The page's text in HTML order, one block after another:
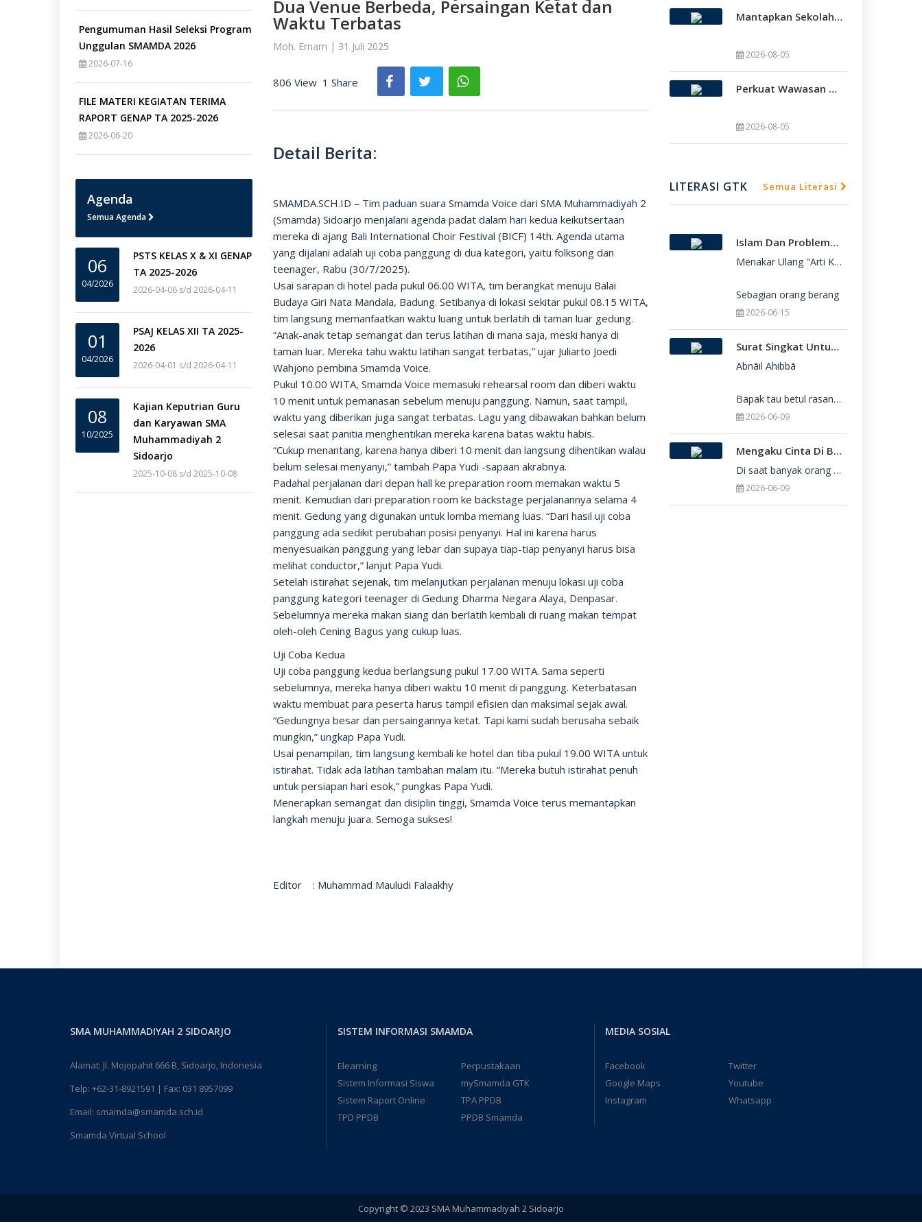
Pengumuman Hasil Seleksi Program
Unggulan SMAMDA 2026
2026-07-16
FILE MATERI KEGIATAN TERIMA
RAPORT GENAP TA 2025-2026
2026-06-20
Agenda
Semua Agenda
06
04/2026
PSTS KELAS X & XI GENAP
TA 2025-2026
2026-04-06 s/d 2026-04-11
01
04/2026
PSAJ KELAS XII TA 2025-
2026
2026-04-01 s/d 2026-04-11
08
10/2025
Kajian Keputrian Guru
dan Karyawan SMA
Muhammadiyah 2
Sidoarjo
2025-10-08 s/d 2025-10-08
Dua Venue Berbeda, Persaingan Ketat dan
Waktu Terbatas
Moh. Ernam | 31 Juli 2025
806 View 1 Share
Detail Berita:
SMAMDA.SCH.ID – Tim paduan suara Smamda Voice dari SMA Muhammadiyah 2
(Smamda) Sidoarjo menjalani agenda padat dalam hari kedua keikutsertaan
mereka di ajang Bali International Choir Festival (BICF) 14th. Agenda utama
yang dijalani adalah uji coba panggung di dua kategori, yaitu folksong dan
teenager, Rabu (30/7/2025).
Usai sarapan di hotel pada pukul 06.00 WITA, tim berangkat menuju Balai
Budaya Giri Nata Mandala, Badung. Setibanya di lokasi sekitar pukul 08.15 WITA,
tim langsung memanfaatkan waktu luang untuk berlatih di taman luar gedung.
“Anak-anak tetap semangat dan terus latihan di mana saja, meski hanya di
taman luar. Mereka tahu waktu latihan sangat terbatas,” ujar Juliarto Joedi
Wahjono pembina Smamda Voice.
Pukul 10.00 WITA, Smamda Voice memasuki rehearsal room dan diberi waktu
10 menit untuk pemanasan sebelum menuju panggung. Namun, saat tampil,
waktu yang diberikan juga sangat terbatas. Lagu yang dibawakan bahkan belum
selesai saat panitia menghentikan mereka karena batas waktu habis.
“Cukup menantang, karena hanya diberi 10 menit dan langsung dihentikan walau
belum selesai menyanyi,” tambah Papa Yudi -sapaan akrabnya.
Padahal perjalanan dari depan hall ke preparation room memakan waktu 5
menit. Kemudian dari preparation room ke backstage perjalanannya selama 4
menit. Gedung yang digunakan untuk lomba memang luas. “Dari hasil uji coba
panggung ada sedikit perubahan posisi penyanyi. Hal ini karena harus
menyesuaikan panggung yang lebar dan supaya tiap-tiap penyanyi harus bisa
melihat conductor,” lanjut Papa Yudi.
Setelah istirahat sejenak, tim melanjutkan perjalanan menuju lokasi uji coba
panggung kategori teenager di Gedung Dharma Negara Alaya, Denpasar.
Sebelumnya mereka makan siang dan berlatih kembali di ruang makan tempat
oleh-oleh Cening Bagus yang cukup luas.
Uji Coba Kedua
Uji coba panggung kedua berlangsung pukul 17.00 WITA. Sama seperti
sebelumnya, mereka hanya diberi waktu 10 menit di panggung. Keterbatasan
waktu membuat para peserta harus tampil efisien dan maksimal sejak awal.
“Gedungnya besar dan persaingannya ketat. Tapi kami sudah berusaha sebaik
mungkin,” ungkap Papa Yudi.
Usai penampilan, tim langsung kembali ke hotel dan tiba pukul 19.00 WITA untuk
istirahat. Tidak ada latihan tambahan malam itu. “Mereka butuh istirahat penuh
untuk persiapan hari esok,” pungkas Papa Yudi.
Menerapkan semangat dan disiplin tinggi, Smamda Voice terus memantapkan
langkah menuju juara. Semoga sukses!
Editor : Muhammad Mauludi Falaakhy
Mantapkan Sekolah Model, SMAMDA Sidoarjo Perkuat Pembelajaran Mendalam Dan KKA
2026-08-05
Perkuat Wawasan Global, SMAMDA Sidoarjo Gelar International Talk Show Bersama Mahasiswa Turki
SMAMDA.SCH.ID – SMA
2026-08-05
LITERASI GTK Semua Literasi
Islam Dan Problematika Para Pemuda
Menakar Ulang "Arti Kebebasan":
Sebagian orang berang
2026-06-15
Surat Singkat Untukmu Yang Belum Juga Diterima Di Perguruan Tinggi
Abnāil Ahibbā
Bapak tau betul rasanya berat sekali ketika dirimu belum juga diterima di Perguru
2026-06-09
Mengaku Cinta Di Balik Keterbatasan: Seni Menerima Diri Di Hadapan Ilahi
Di saat banyak orang yang serba menuntut kesempurnaan, kita sering kali terjebak dalam rasa bersalah
2026-06-09
SMA MUHAMMADIYAH 2 SIDOARJO
Alamat: Jl. Mojopahit 666 B, Sidoarjo, Indonesia
Telp: +62-31-8921591 | Fax: 031 8957099
Email: smamda@smamda.sch.id
Smamda Virtual School
SISTEM INFORMASI SMAMDA
Elearning
Perpustakaan
Sistem Informasi Siswa
mySmamda GTK
Sistem Raport Online
TPA PPDB
TPD PPDB
PPDB Smamda
MEDIA SOSIAL
Facebook
Twitter
Google Maps
Youtube
Instagram
Whatsapp
Copyright © 2023 SMA Muhammadiyah 2 Sidoarjo